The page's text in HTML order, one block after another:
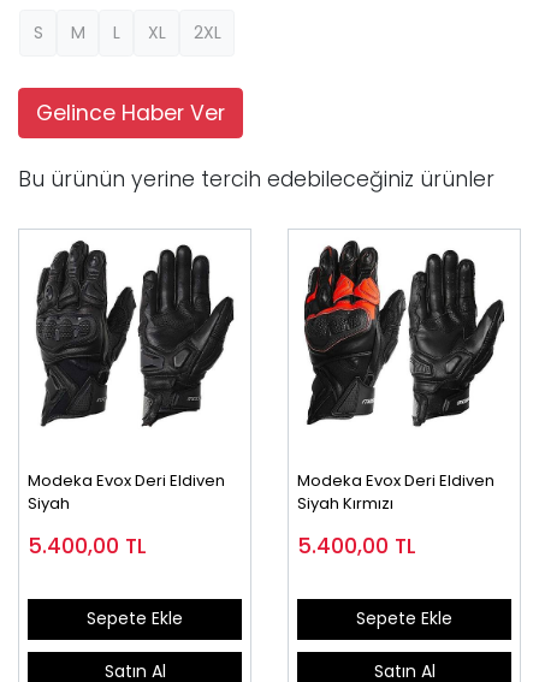
S
M L XL 2XL
Gelince Haber Ver
Bu ürünün yerine tercih edebileceğiniz ürünler
Modeka Evox Deri Eldiven
Siyah
5.400,00 TL
Sepete Ekle
Satın Al
Modeka Evox Deri Eldiven
Siyah Kırmızı
5.400,00 TL
Sepete Ekle
Satın Al